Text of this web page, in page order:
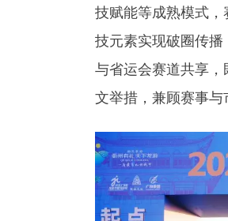
技赋能等成熟模式
技元素实现破圈传播
与省运会赛道共享
文举措，兼顾赛事与